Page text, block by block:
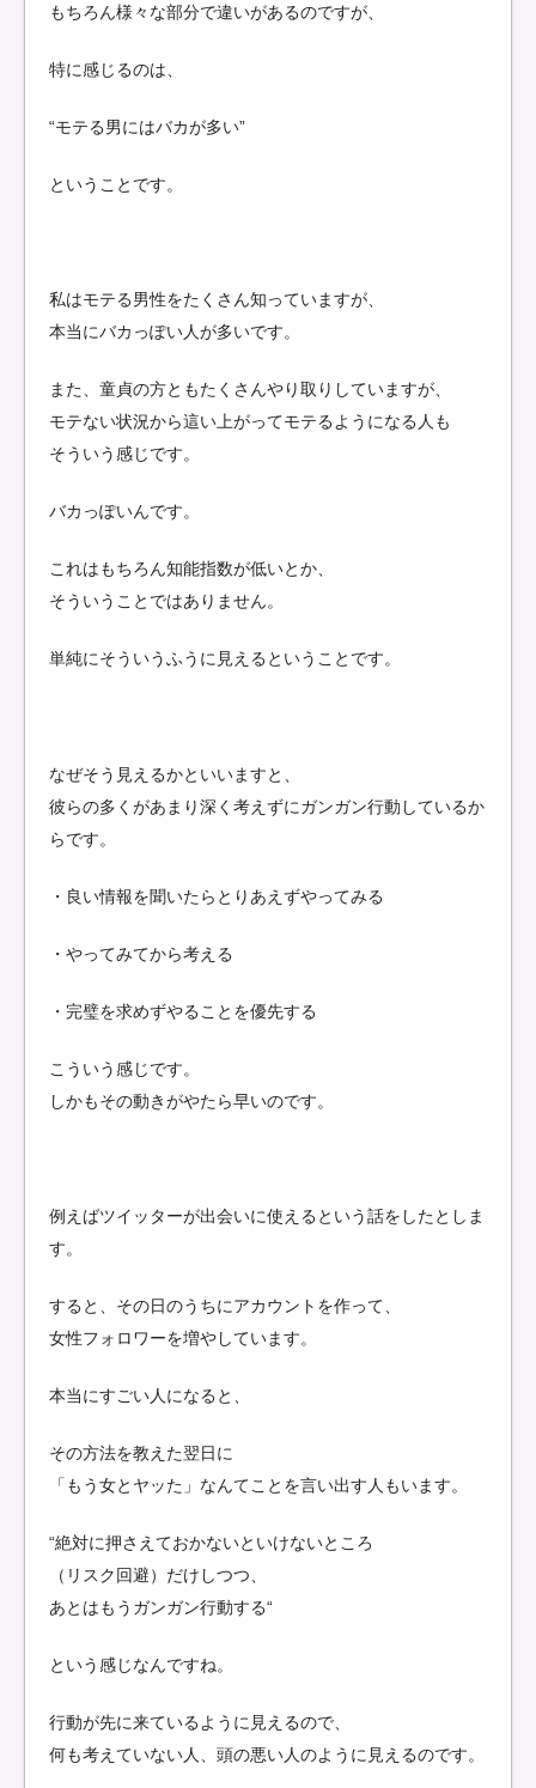
もちろん様々な部分で違いがあるのですが、
特に感じるのは、
“モテる男にはバカが多い”
ということです。
私はモテる男性をたくさん知っていますが、
本当にバカっぽい人が多いです。
また、童貞の方ともたくさんやり取りしていますが、
モテない状況から這い上がってモテるようになる人も
そういう感じです。
バカっぽいんです。
これはもちろん知能指数が低いとか、
そういうことではありません。
単純にそういうふうに見えるということです。
なぜそう見えるかといいますと、
彼らの多くがあまり深く考えずにガンガン行動しているか
らです。
・良い情報を聞いたらとりあえずやってみる
・やってみてから考える
・完璧を求めずやることを優先する
こういう感じです。
しかもその動きがやたら早いのです。
例えばツイッターが出会いに使えるという話をしたとしま
す。
すると、その日のうちにアカウントを作って、
女性フォロワーを増やしています。
本当にすごい人になると、
その方法を教えた翌日に
「もう女とヤッた」なんてことを言い出す人もいます。
“絶対に押さえておかないといけないところ
（リスク回避）だけしつつ、
あとはもうガンガン行動する“
という感じなんですね。
行動が先に来ているように見えるので、
何も考えていない人、頭の悪い人のように見えるのです。